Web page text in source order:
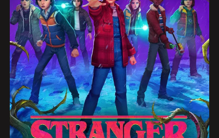
Sinkronizirani
crtiči
Kino
Popularno